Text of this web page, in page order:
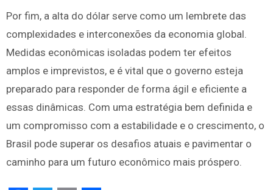
Por fim, a alta do dólar serve como um lembrete das
complexidades e interconexões da economia global.
Medidas econômicas isoladas podem ter efeitos
amplos e imprevistos, e é vital que o governo esteja
preparado para responder de forma ágil e eficiente a
essas dinâmicas. Com uma estratégia bem definida e
um compromisso com a estabilidade e o crescimento, o
Brasil pode superar os desafios atuais e pavimentar o
caminho para um futuro econômico mais próspero.